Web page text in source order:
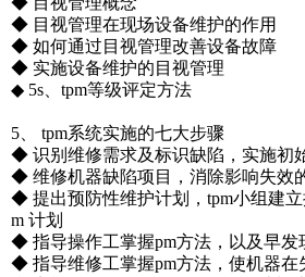
◆ 目视管理在现场设备维护的作用
◆ 如何通过目视管理改善设备故障
◆ 实施设备维护的目视管理
◆ 5s、tpm等级评定方法
5、 tpm系统实施的七大步骤
◆ 识别维修需求及标识缺陷，实施初
◆ 维修机器缺陷项目，消除影响失效
◆ 提出预防性维护计划，tpm小组建
m 计划
◆ 指导操作工掌握pm方法，以及早发
◆ 指导维修工掌握pm方法，使机器在